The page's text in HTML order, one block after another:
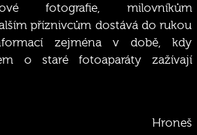
fotografie, milovníkům
příznivcům dostává do rukou
zejména v době, kdy
o staré fotoaparáty zažívají
Hroneš